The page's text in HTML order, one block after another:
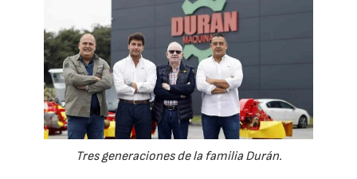
Tres generaciones de la familia Durán.